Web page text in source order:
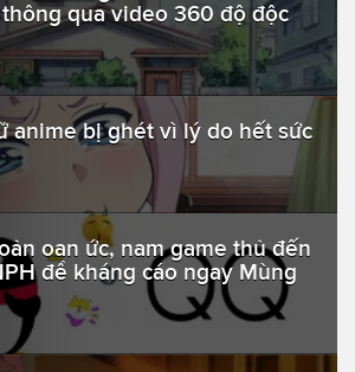
qua video 360 độ độc
anime bị ghét vì lý do hết sức
oan ức, nam game thủ đến
để kháng cáo ngay Mùng